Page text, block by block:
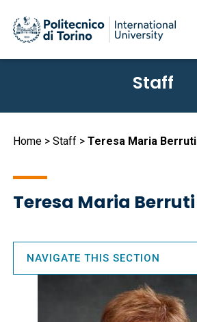
content
Staff
Breadcrumb
Home Staff Teresa Maria Berruti
Teresa Maria Berruti
NAVIGATE THIS SECTION